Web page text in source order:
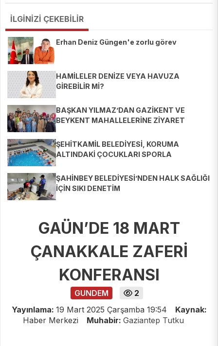
İLGİNİZİ ÇEKEBİLİR
Erhan Deniz Güngen'e zorlu görev
HAMİLELER DENİZE VEYA HAVUZA
GİREBİLİR Mİ?
BAŞKAN YILMAZ’DAN GAZİKENT VE
BEYKENT MAHALLELERİNE ZİYARET
ŞEHİTKAMİL BELEDİYESİ, KORUMA
ALTINDAKİ ÇOCUKLARI SPORLA
ŞAHİNBEY BELEDİYESİ’NDEN HALK SAĞLIĞI
İÇİN SIKI DENETİM
GAÜN’DE 18 MART
ÇANAKKALE ZAFERİ
KONFERANSI
GUNDEM
2
Yayınlama: 19 Mart 2025 Çarşamba 19:54
Kaynak:
Haber Merkezi
Muhabir: Gaziantep Tutku